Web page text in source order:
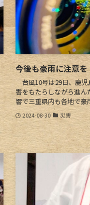
今後も豪雨に注意
台風10号は29日、鹿児
害をもたらしながら進
響で三重県内も各地で豪
2024-08-30 災害